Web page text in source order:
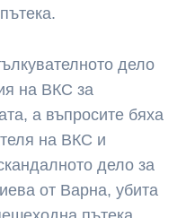
дело
на ВКС за
а въпросите бяха
на ВКС и
дело за
от Варна, убита